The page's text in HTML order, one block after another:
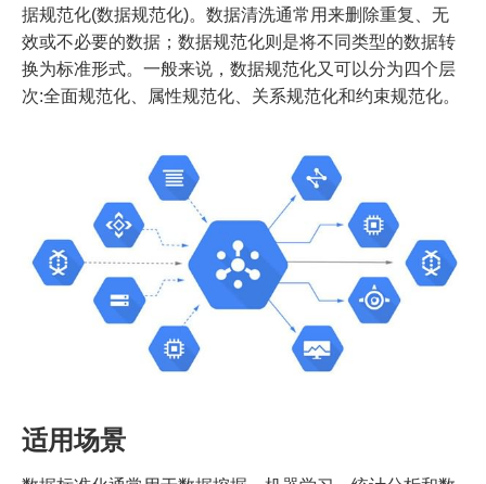
据规范化(数据规范化)。数据清洗通常用来删除重复、无
效或不必要的数据；数据规范化则是将不同类型的数据转
换为标准形式。一般来说，数据规范化又可以分为四个层
次:全面规范化、属性规范化、关系规范化和约束规范化。
适用场景